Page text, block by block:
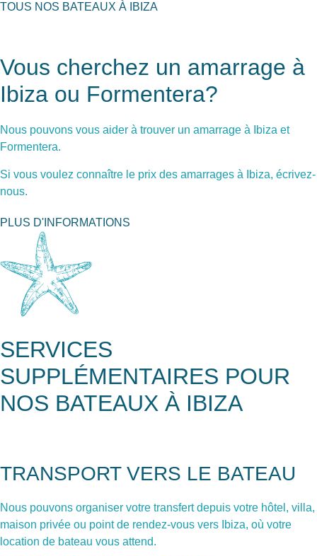
TOUS NOS BATEAUX À IBIZA
Vous cherchez un amarrage à
Ibiza ou Formentera?
Nous pouvons vous aider à trouver un amarrage à Ibiza et
Formentera.
Si vous voulez connaître le prix des amarrages à Ibiza, écrivez-
nous.
PLUS D'INFORMATIONS
SERVICES
SUPPLÉMENTAIRES POUR
NOS BATEAUX À IBIZA
TRANSPORT VERS LE BATEAU
Nous pouvons organiser votre transfert depuis votre hôtel, villa,
maison privée ou point de rendez-vous vers Ibiza, où votre
location de bateau vous attend.